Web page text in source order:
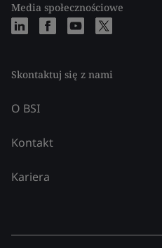
Media społecznościowe
Skontaktuj się z nami
O BSI
Kontakt
Kariera